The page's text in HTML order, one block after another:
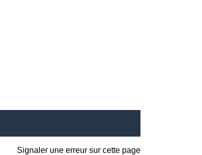
Signaler une erreur sur cette page